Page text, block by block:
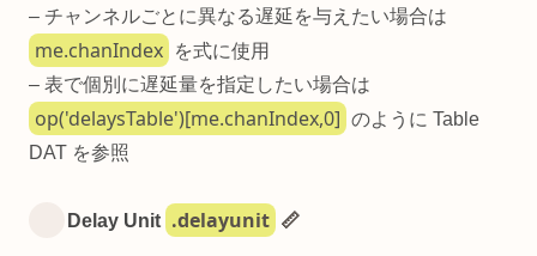
– チャンネルごとに異なる遅延を与えたい場合は
me.chanIndex
を式に使用
– 表で個別に遅延量を指定したい場合は
op('delaysTable')[me.chanIndex,0] のように Table
DAT を参照
Delay Unit .delayunit 📏